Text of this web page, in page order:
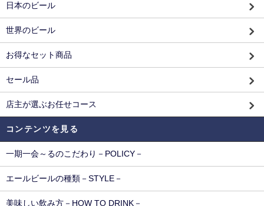
日本のビール
世界のビール
お得なセット商品
セール品
店主が選ぶお任せコース
コンテンツを見る
一期一会～るのこだわり－POLICY－
エールビールの種類－STYLE－
美味しい飲み方－HOW TO DRINK－